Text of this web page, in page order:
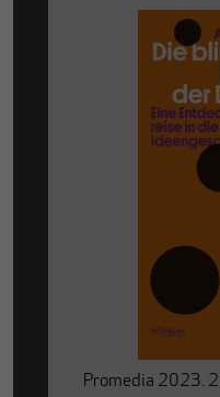
Promedia 2023.